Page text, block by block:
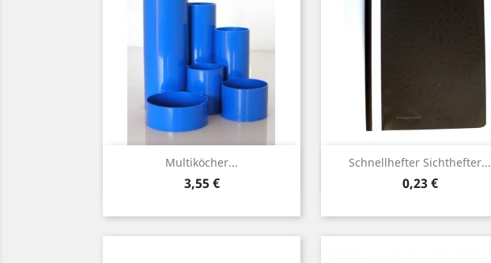
Multiköcher...
Preis
3,55 €
Vorschau Schnellhefter Sichthefter...
Preis
0,23 €
Vorschau